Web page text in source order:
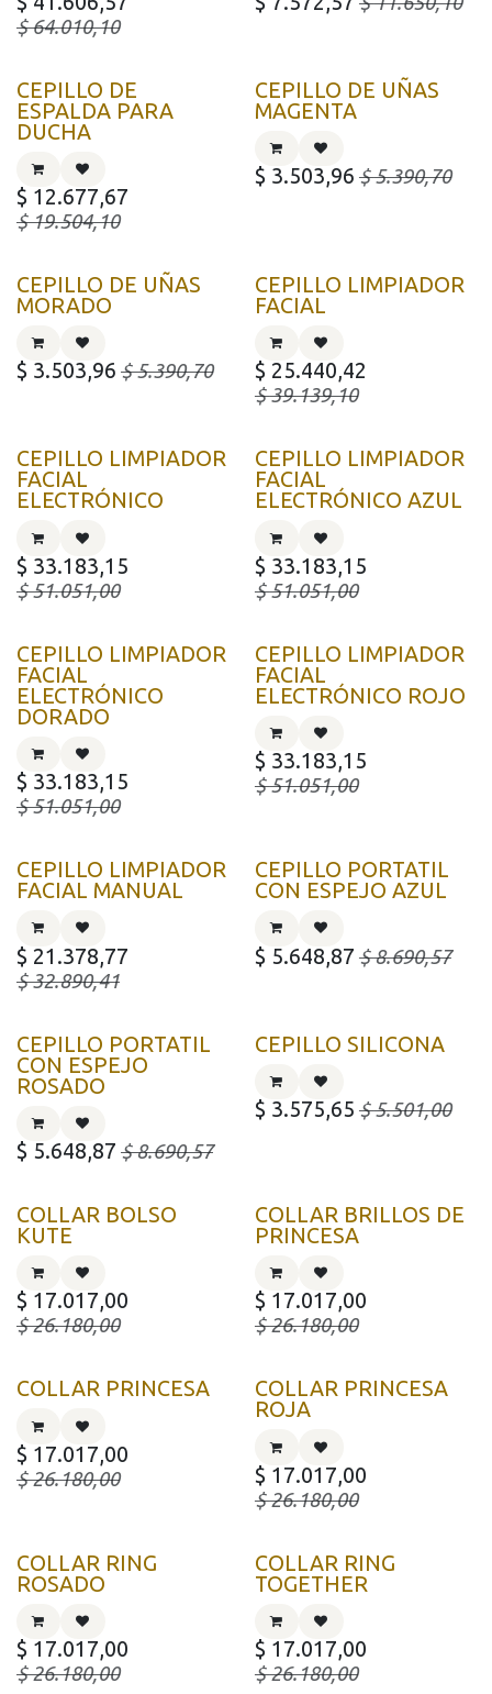
$64.010,10
CEPILLO DE
ESPALDA PARA
DUCHA
$ 12.677,67
$19.504,10
CEPILLO DE UÑAS
MAGENTA
$ 3.503,96 $5.390,70
CEPILLO DE UÑAS
MORADO
$ 3.503,96 $5.390,70
CEPILLO LIMPIADOR
FACIAL
$ 25.440,42
$39.139,10
CEPILLO LIMPIADOR
FACIAL
ELECTRÓNICO
$ 33.183,15
$51.051,00
CEPILLO LIMPIADOR
FACIAL
ELECTRÓNICO AZUL
$ 33.183,15
$51.051,00
CEPILLO LIMPIADOR
FACIAL
ELECTRÓNICO
DORADO
$ 33.183,15
$51.051,00
CEPILLO LIMPIADOR
FACIAL
ELECTRÓNICO ROJO
$ 33.183,15
$51.051,00
CEPILLO LIMPIADOR
FACIAL MANUAL
$ 21.378,77
$32.890,41
CEPILLO PORTATIL
CON ESPEJO AZUL
$ 5.648,87 $8.690,57
CEPILLO PORTATIL
CON ESPEJO
ROSADO
$ 5.648,87 $8.690,57
CEPILLO SILICONA
$ 3.575,65 $5.501,00
COLLAR BOLSO
KUTE
$ 17.017,00
$26.180,00
COLLAR BRILLOS DE
PRINCESA
$ 17.017,00
$26.180,00
COLLAR PRINCESA
$ 17.017,00
$26.180,00
COLLAR PRINCESA
ROJA
$ 17.017,00
$26.180,00
COLLAR RING
ROSADO
$ 17.017,00
$26.180,00
COLLAR RING
TOGETHER
$ 17.017,00
$26.180,00